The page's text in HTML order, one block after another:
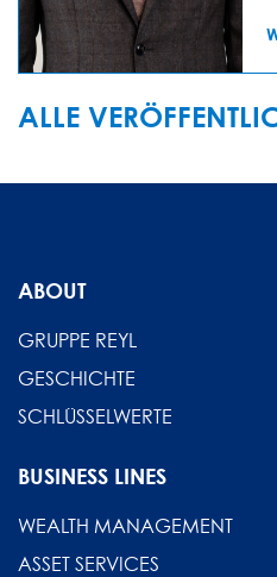
ALLE
ABOUT
GRUPPE REYL
GESCHICHTE
SCHLÜSSELWERTE
BUSINESS LINES
WEALTH MANAGEMENT
ASSET SERVICES